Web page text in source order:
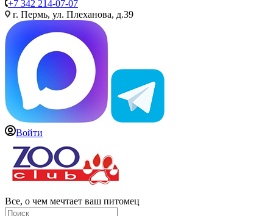
+7 342 214-07-07
г. Пермь, ул. Плеханова, д.39
Войти
Все, о чем мечтает ваш питомец